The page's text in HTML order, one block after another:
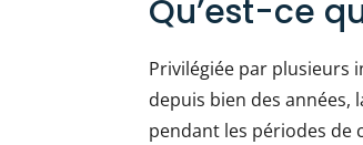
Qu’est-ce
Privilégiée par plusieurs
depuis bien des années,
pendant les périodes de